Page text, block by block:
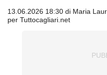
13.06.2026 18:30 di Maria
per Tuttocagliari.net